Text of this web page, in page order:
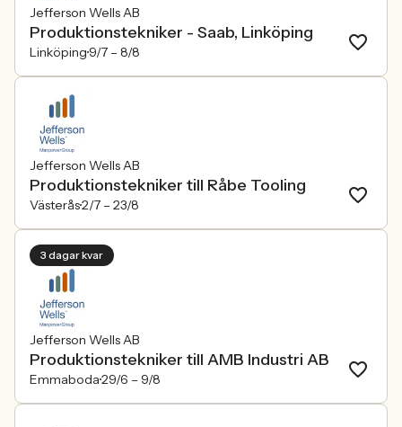
Jefferson Wells AB
Produktionstekniker - Saab, Linköping
Linköping 9/7 – 8/8
Jefferson Wells AB
Produktionstekniker till Råbe Tooling
Västerås2/7 – 23/8
3 dagar kvar
Jefferson Wells AB
Produktionstekniker till AMB Industri AB
Emmaboda29/6 – 9/8